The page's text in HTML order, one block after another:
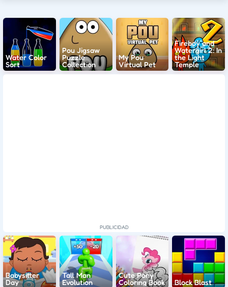
Water Color
Sort
Pou Jigsaw
Puzzle
Collection
My Pou
Virtual Pet
Fireboy and
Watergirl 2: In
the Light
Temple
Babysitter
Day
Tall Man
Evolution
Cute Pony
Coloring Book
Block Blast